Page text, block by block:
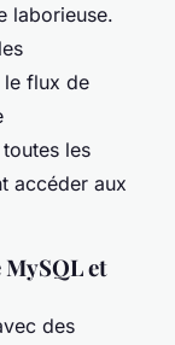
laborieuse.
le flux de
les
accéder aux
et
des